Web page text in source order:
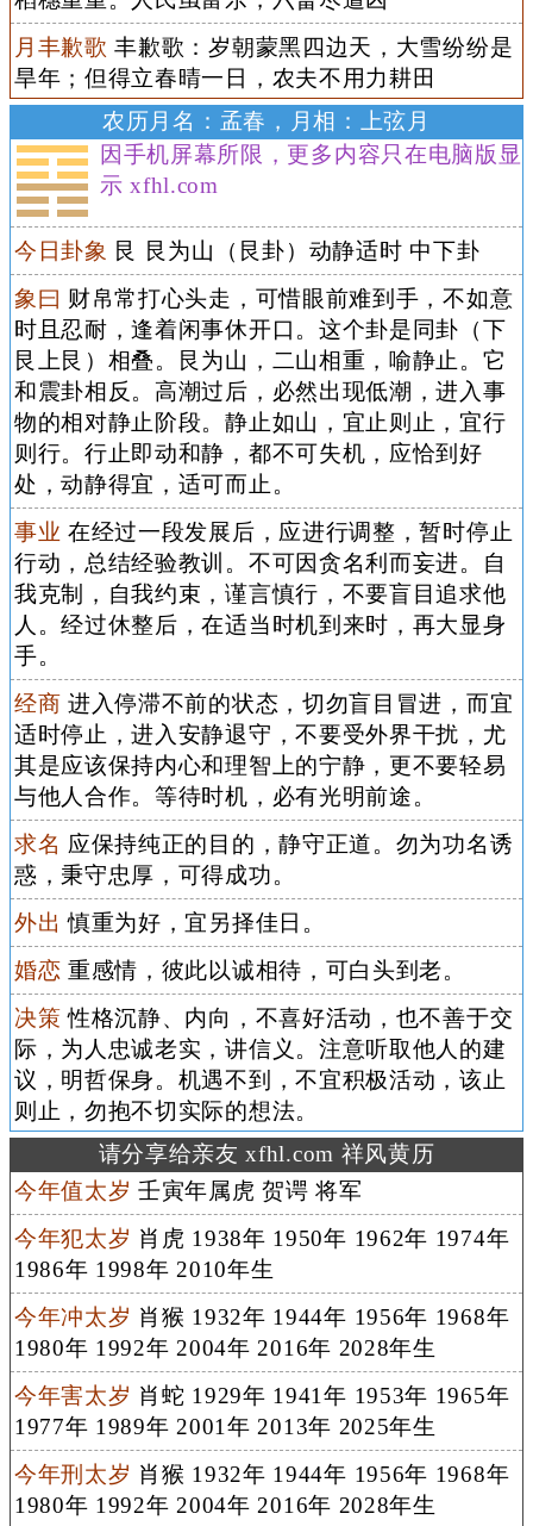
月丰歉歌 丰歉歌：岁朝蒙黑四边天，大雪纷纷是
旱年；但得立春晴一日，农夫不用力耕田
农历月名：孟春，月相：上弦月
因手机屏幕所限，更多内容只在电脑版显
示 xfhl.com
今日卦象 艮 艮为山（艮卦）动静适时 中下卦
象曰 财帛常打心头走，可惜眼前难到手，不如意
时且忍耐，逢着闲事休开口。这个卦是同卦（下
艮上艮）相叠。艮为山，二山相重，喻静止。它
和震卦相反。高潮过后，必然出现低潮，进入事
物的相对静止阶段。静止如山，宜止则止，宜行
则行。行止即动和静，都不可失机，应恰到好
处，动静得宜，适可而止。
事业 在经过一段发展后，应进行调整，暂时停止
行动，总结经验教训。不可因贪名利而妄进。自
我克制，自我约束，谨言慎行，不要盲目追求他
人。经过休整后，在适当时机到来时，再大显身
手。
经商 进入停滞不前的状态，切勿盲目冒进，而宜
适时停止，进入安静退守，不要受外界干扰，尤
其是应该保持内心和理智上的宁静，更不要轻易
与他人合作。等待时机，必有光明前途。
求名 应保持纯正的目的，静守正道。勿为功名诱
惑，秉守忠厚，可得成功。
外出 慎重为好，宜另择佳日。
婚恋 重感情，彼此以诚相待，可白头到老。
决策 性格沉静、内向，不喜好活动，也不善于交
际，为人忠诚老实，讲信义。注意听取他人的建
议，明哲保身。机遇不到，不宜积极活动，该止
则止，勿抱不切实际的想法。
请分享给亲友 xfhl.com 祥风黄历
今年值太岁 壬寅年属虎 贺谔 将军
今年犯太岁 肖虎 1938年 1950年 1962年 1974年
1986年 1998年 2010年生
今年冲太岁 肖猴 1932年 1944年 1956年 1968年
1980年 1992年 2004年 2016年 2028年生
今年害太岁 肖蛇 1929年 1941年 1953年 1965年
1977年 1989年 2001年 2013年 2025年生
今年刑太岁 肖猴 1932年 1944年 1956年 1968年
1980年 1992年 2004年 2016年 2028年生